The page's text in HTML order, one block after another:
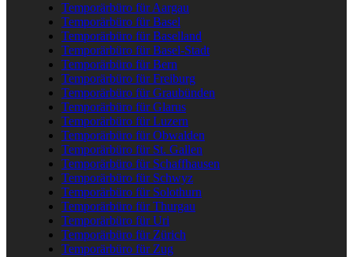
Temporärbüro für Aargau
Temporärbüro für Basel
Temporärbüro für Baselland
Temporärbüro für Basel-Stadt
Temporärbüro für Bern
Temporärbüro für Freiburg
Temporärbüro für Graubünden
Temporärbüro für Glarus
Temporärbüro für Luzern
Temporärbüro für Obwalden
Temporärbüro für St. Gallen
Temporärbüro für Schaffhausen
Temporärbüro für Schwyz
Temporärbüro für Solothurn
Temporärbüro für Thurgau
Temporärbüro für Uri
Temporärbüro für Zürich
Temporärbüro für Zug